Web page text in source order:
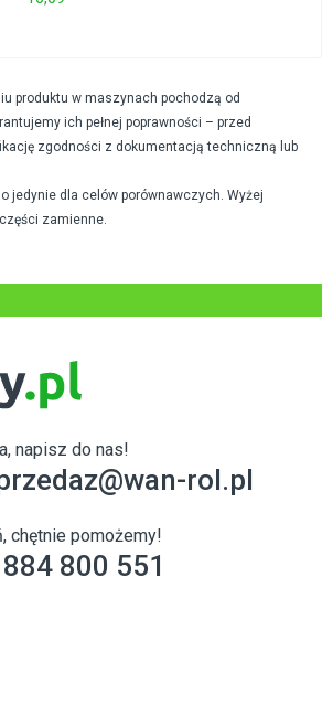
produktu w maszynach pochodzą od
ich pełnej poprawności – przed
zgodności z dokumentacją techniczną lub
jedynie dla celów porównawczych. Wyżej
zamienne.
napisz do nas!
rol.pl
chętnie pomożemy!
884 800 551